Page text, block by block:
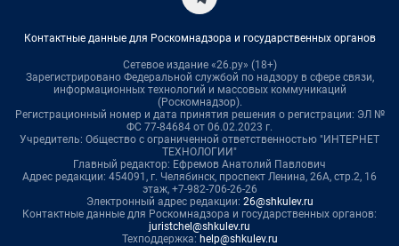
Контактные данные для Роскомнадзора и государственных органов
Сетевое издание «26.ру» (18+)
Зарегистрировано Федеральной службой по надзору в сфере связи,
информационных технологий и массовых коммуникаций
(Роскомнадзор).
Регистрационный номер и дата принятия решения о регистрации: ЭЛ №
ФС 77-84684 от 06.02.2023 г.
Учредитель: Общество с ограниченной ответственностью "ИНТЕРНЕТ
ТЕХНОЛОГИИ"
Главный редактор: Ефремов Анатолий Павлович
Адрес редакции: 454091, г. Челябинск, проспект Ленина, 26А, стр.2, 16
этаж, +7-982-706-26-26
Электронный адрес редакции: 26@shkulev.ru
Контактные данные для Роскомнадзора и государственных органов:
juristchel@shkulev.ru
Техподдержка: help@shkulev.ru